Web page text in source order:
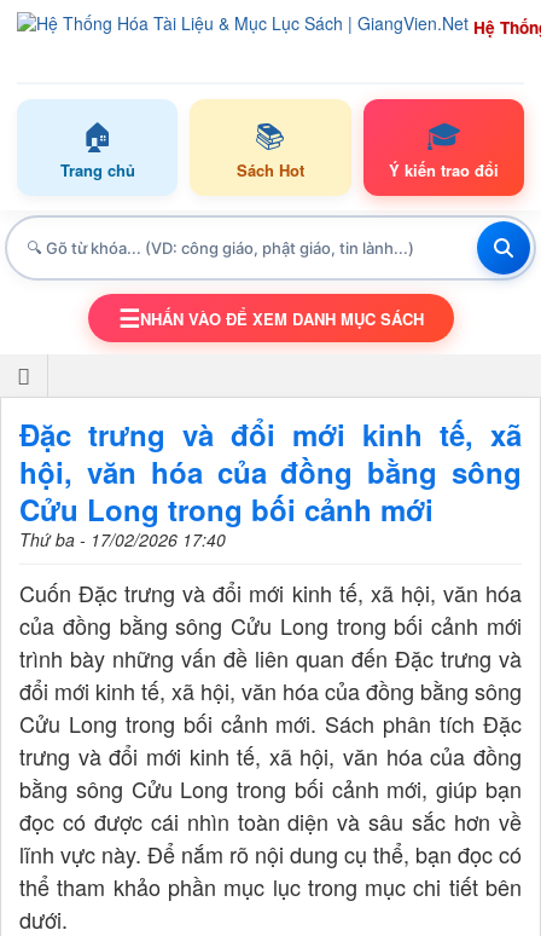
Hệ
🏠
Trang chủ
📚
Sách Hot
🎓
Ý kiến trao đổi
TOGGLE NAVIGATION
☰NHẤN VÀO ĐỂ XEM DANH MỤC SÁCH
Đặc trưng và đổi mới kinh tế, xã
hội, văn hóa của đồng bằng sông
Cửu Long trong bối cảnh mới
Thứ ba - 17/02/2026 17:40
Cuốn Đặc trưng và đổi mới kinh tế, xã hội, văn hóa
của đồng bằng sông Cửu Long trong bối cảnh mới
trình bày những vấn đề liên quan đến Đặc trưng và
đổi mới kinh tế, xã hội, văn hóa của đồng bằng sông
Cửu Long trong bối cảnh mới. Sách phân tích Đặc
trưng và đổi mới kinh tế, xã hội, văn hóa của đồng
bằng sông Cửu Long trong bối cảnh mới, giúp bạn
đọc có được cái nhìn toàn diện và sâu sắc hơn về
lĩnh vực này. Để nắm rõ nội dung cụ thể, bạn đọc có
thể tham khảo phần mục lục trong mục chi tiết bên
dưới.